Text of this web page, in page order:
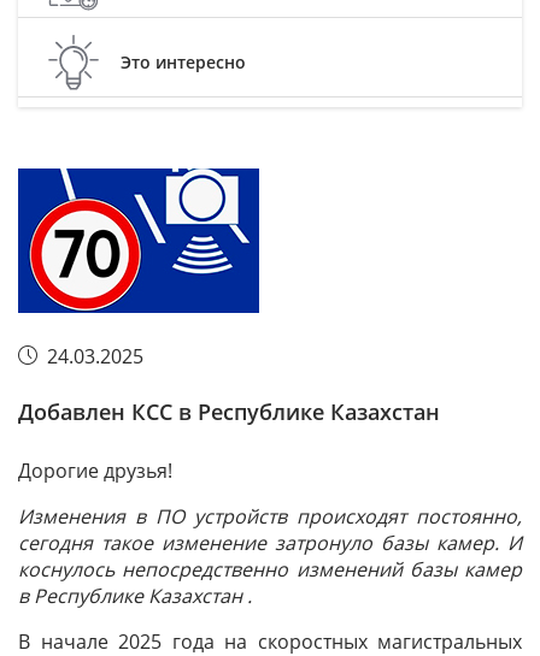
Это интересно
24.03.2025
Добавлен КСС в Республике Казахстан
Дорогие друзья!
Изменения в ПО устройств происходят постоянно,
сегодня такое изменение затронуло базы камер. И
коснулось непосредственно изменений базы камер
в Республике Казахстан .
В начале 2025 года на скоростных магистральных